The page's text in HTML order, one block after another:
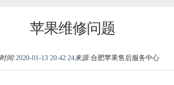
苹果维修问题
间:2020-01-13 20:42:24来源:合肥苹果售后服务中心